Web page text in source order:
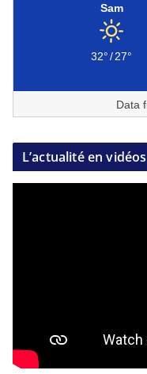
Sam
32°/27°
Data
L’actualité en vidéos